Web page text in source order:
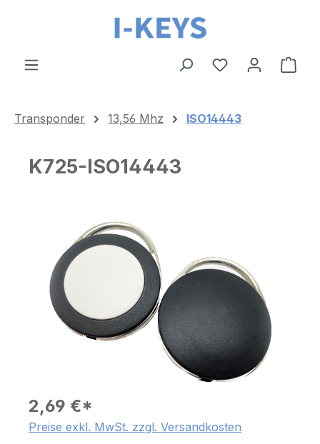
Zum Hauptinhalt springen
Transponder 13,56 Mhz ISO14443
K725-ISO14443
Bildergalerie überspringen
2,69 €*
Preise exkl. MwSt. zzgl. Versandkosten